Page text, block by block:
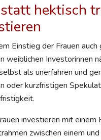
hektisch
Einstieg der Frauen
weiblichen Investorinnen
als unerfahren und
oder kurzfristigen
investieren mit einem
zwischen einem